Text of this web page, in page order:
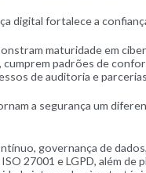
digital fortalece a
maturidade em
cumprem padrões de
de auditoria e
a segurança um
governança de
27001 e LGPD, além de